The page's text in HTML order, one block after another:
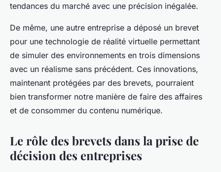
tendances du marché avec une précision inégalée.
De même, une autre entreprise a déposé un brevet
pour une technologie de réalité virtuelle permettant
de simuler des environnements en trois dimensions
avec un réalisme sans précédent. Ces innovations,
maintenant protégées par des brevets, pourraient
bien transformer notre manière de faire des affaires
et de consommer du contenu numérique.
Le rôle des brevets dans la prise de
décision des entreprises